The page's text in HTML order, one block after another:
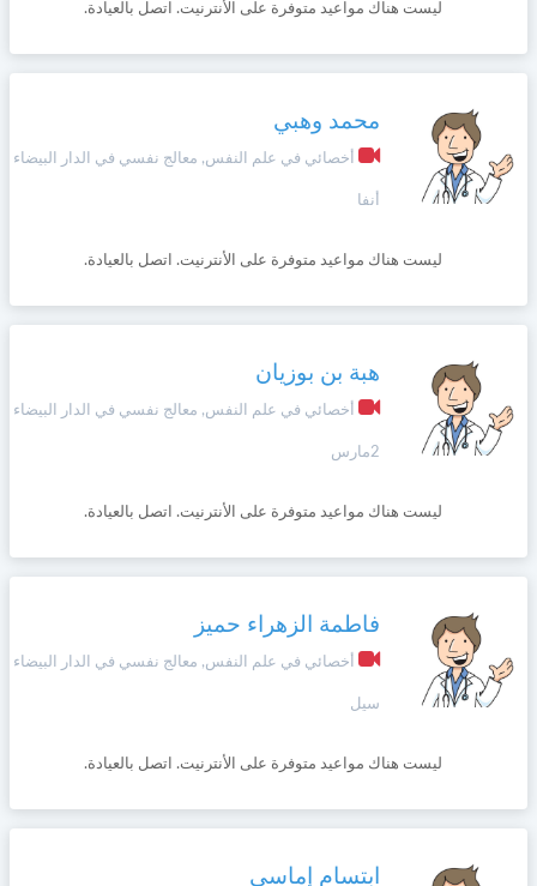
ليست هناك مواعيد متوفرة على الأنترنيت. اتصل بالعيادة.
محمد وهبي
أخصائي في علم النفس, معالج نفسي في الدار البيضاء
أنفا
ليست هناك مواعيد متوفرة على الأنترنيت. اتصل بالعيادة.
هبة بن بوزيان
أخصائي في علم النفس, معالج نفسي في الدار البيضاء
2مارس
ليست هناك مواعيد متوفرة على الأنترنيت. اتصل بالعيادة.
فاطمة الزهراء حميز
أخصائي في علم النفس, معالج نفسي في الدار البيضاء
سيل
ليست هناك مواعيد متوفرة على الأنترنيت. اتصل بالعيادة.
ابتسام إماسي